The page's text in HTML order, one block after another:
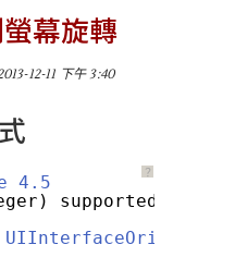
幕旋轉
12-11 下午 3:40
？
4.5